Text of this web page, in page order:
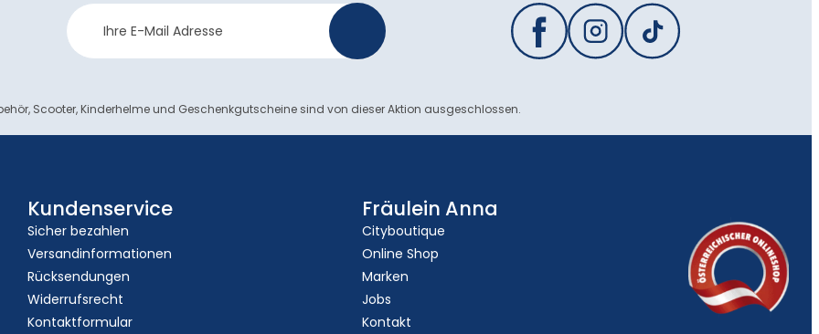
Newsletter
Anmeldung
Scooter, Kinderhelme und Geschenkgutscheine sind von dieser Aktion ausgeschlossen.
Kundenservice
Sicher bezahlen
Versandinformationen
Rücksendungen
Widerrufsrecht
Kontaktformular
Fräulein Anna
Cityboutique
Online Shop
Marken
Jobs
Kontakt